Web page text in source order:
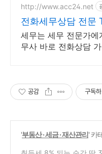
http://www.acc24.net
전화세무상담 전문
세무는 세무 전문가에
무사 바로 전화상담
공감 구독하
'부동산 · 세금 · 재산관리' 카